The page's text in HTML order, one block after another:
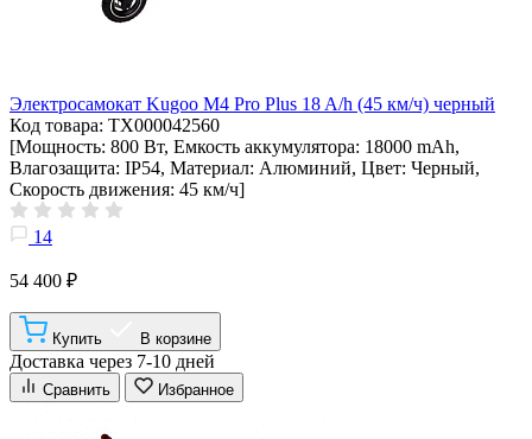
Электросамокат Kugoo M4 Pro Plus 18 A/h (45 км/ч) черный
Код товара: ТХ000042560
[Мощность: 800 Вт, Емкость аккумулятора: 18000 mAh,
Влагозащита: IP54, Материал: Алюминий, Цвет: Черный,
Скорость движения: 45 км/ч]
14
54 400 ₽
Купить В корзине
Доставка через 7-10 дней
Сравнить Избранное